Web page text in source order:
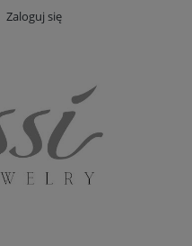
Zaloguj się